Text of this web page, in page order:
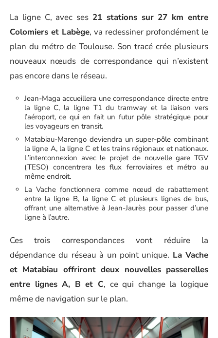
La ligne C, avec ses 21 stations sur 27 km entre
Colomiers et Labège, va redessiner profondément le
plan du métro de Toulouse. Son tracé crée plusieurs
nouveaux nœuds de correspondance qui n’existent
pas encore dans le réseau.
Jean-Maga accueillera une correspondance directe entre
la ligne C, la ligne T1 du tramway et la liaison vers
l’aéroport, ce qui en fait un futur pôle stratégique pour
les voyageurs en transit.
Matabiau-Marengo deviendra un super-pôle combinant
la ligne A, la ligne C et les trains régionaux et nationaux.
L’interconnexion avec le projet de nouvelle gare TGV
(TESO) concentrera les flux ferroviaires et métro au
même endroit.
La Vache fonctionnera comme nœud de rabattement
entre la ligne B, la ligne C et plusieurs lignes de bus,
offrant une alternative à Jean-Jaurès pour passer d’une
ligne à l’autre.
Ces trois correspondances vont réduire la
dépendance du réseau à un point unique. La Vache
et Matabiau offriront deux nouvelles passerelles
entre lignes A, B et C, ce qui change la logique
même de navigation sur le plan.